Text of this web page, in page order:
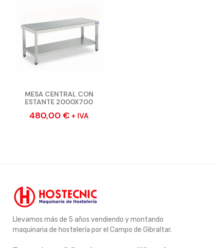
MESA CENTRAL CON
ESTANTE 2000X700
480,00 € + IVA
Llevamos más de 5 años vendiendo y montando
maquinaria de hostelería por el Campo de Gibraltar.